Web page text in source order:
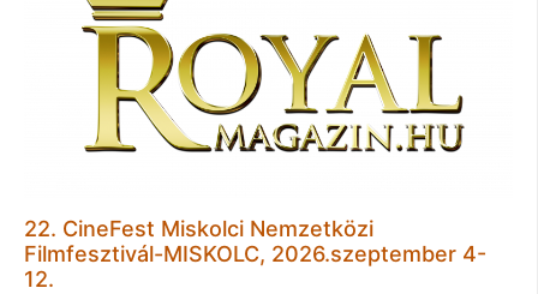
22. CineFest Miskolci Nemzetközi
Filmfesztivál-MISKOLC, 2026.szeptember 4-
12.